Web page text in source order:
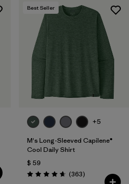
Best Seller
+5
M's Long-Sleeved Capilene®
Cool Daily Shirt
$ 59
Valoración: 4.7 / 5
(363Comentarios
)